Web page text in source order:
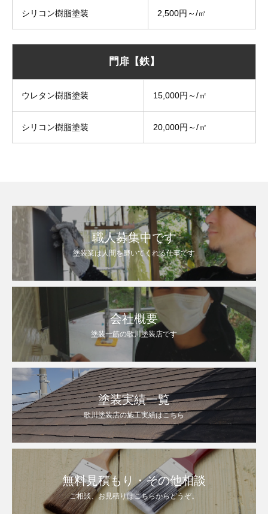
シリコン樹脂塗装 2,500円～/㎡
門扉【鉄】
ウレタン樹脂塗装 15,000円～/㎡
シリコン樹脂塗装 20,000円～/㎡
職人募集中です
塗装業は人間を磨いてくれる仕事です
会社概要
塗装一筋の歌川塗装店です
塗装実績一覧
歌川塗装店の施工実績はこちら
無料見積もり・その他相談
ご相談、お見積りはこちらからどうぞ。